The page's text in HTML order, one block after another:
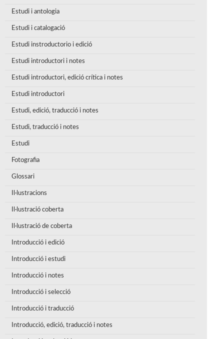
Estudi i antologia
Estudi i catalogació
Estudi instroductorio i edició
Estudi introductori i notes
Estudi introductori, edició crítica i notes
Estudi introductori
Estudi, edició, traducció i notes
Estudi, traducció i notes
Estudi
Fotografia
Glossari
Il·lustracions
Il·lustració coberta
Il·lustració de coberta
Introducció i edició
Introducció i estudi
Introducció i notes
Introducció i selecció
Introducció i traducció
Introducció, edició, traducció i notes